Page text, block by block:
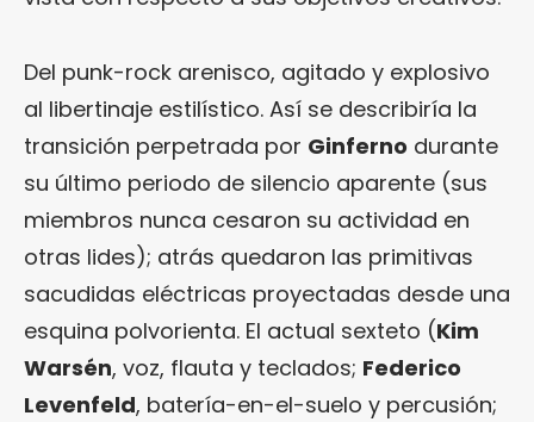
Del punk-rock arenisco, agitado y explosivo
al libertinaje estilístico. Así se describiría la
transición perpetrada por Ginferno durante
su último periodo de silencio aparente (sus
miembros nunca cesaron su actividad en
otras lides); atrás quedaron las primitivas
sacudidas eléctricas proyectadas desde una
esquina polvorienta. El actual sexteto (Kim
Warsén, voz, flauta y teclados; Federico
Levenfeld, batería-en-el-suelo y percusión;